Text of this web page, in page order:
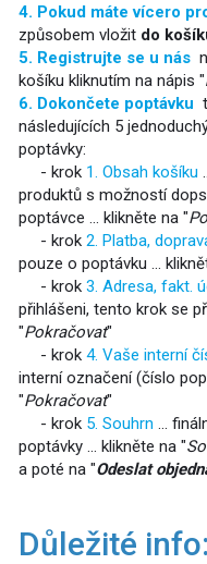
4. Pokud máte vícero
způsobem vložit do
5. Registrujte se u nás
košíku kliknutím na nápis "
6. Dokončete poptávku
následujících 5
poptávky:
- krok 1. Obsah košíku
produktů s možností
poptávce ... klikněte na "
- krok 2. Platba,
pouze o poptávku ...
- krok 3. Adresa, fakt.
přihlášeni, tento krok se
"Pokračovat"
- krok 4. Vaše interní
interní označení (číslo
"Pokračovat"
- krok 5. Souhrn ...
poptávky ... klikněte na "
a poté na "Odeslat
Důležité info: